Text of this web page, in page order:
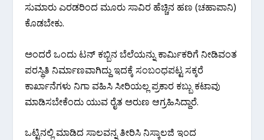
ಸುಮಾರು ಎರಡರಿಂದ ಮೂರು ಸಾವಿರ ಹೆಚ್ಚಿನ ಹಣ (ಚಹಾಪಾನಿ)
ಕೊಡಬೇಕು.
ಅಂದರೆ ಒಂದು ಟನ್ ಕಬ್ಬಿನ ಬೆಲೆಯನ್ನು ಕಾರ್ಮಿಕರಿಗೆ ನೀಡಿವಂತ
ಪರಸ್ಥಿತಿ ನಿರ್ಮಾಣವಾಗಿದ್ದು ಇದಕ್ಕೆ ಸಂಬಂಧಪಟ್ಟ ಸಕ್ಕರೆ
ಕಾರ್ಖಾನೆಗಳು ನಿಗಾ ವಹಿಸಿ ಸೀರಿಯಲ್ಲ ಪ್ರಕಾರ ಕಬ್ಬು ಕಟಾವು
ಮಾಡಿಸಬೇಕೆಂದು ಯುವ ರೈತ ಅರುಣ ಆಗ್ರಹಿಸಿದ್ದಾರೆ.
ಒಟ್ಟಿನಲ್ಲಿ‌ ಮಾಡಿದ ಸಾಲವನ್ನ ತೀರಿಸಿ ನಿಸ್ಕಾಲಜಿ ಇಂದ